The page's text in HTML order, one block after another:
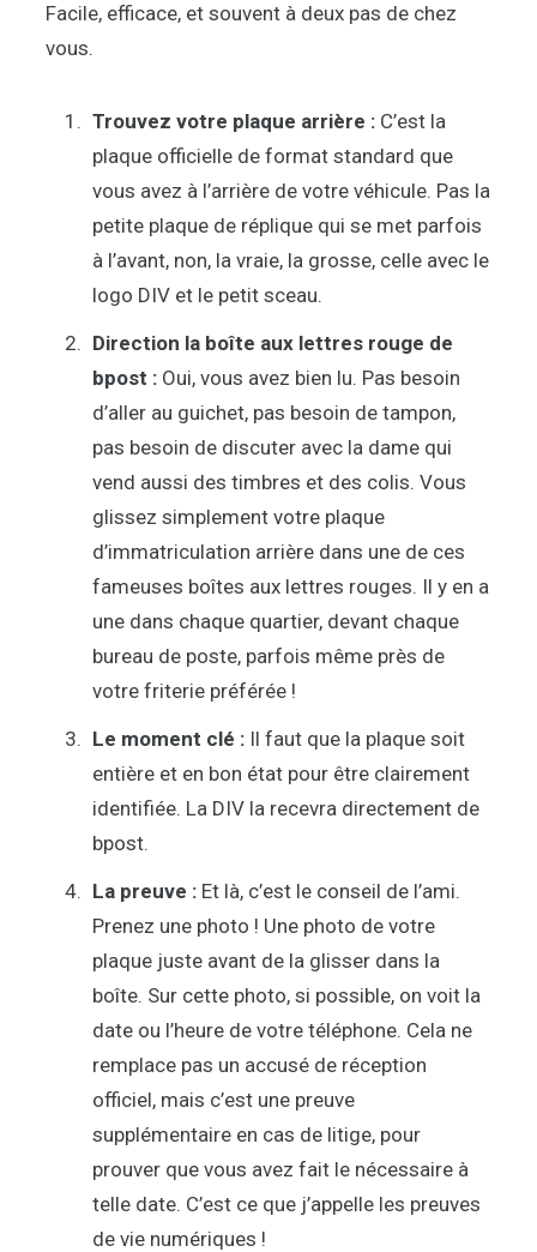
Facile, efficace, et souvent à deux pas de chez
vous.
Trouvez votre plaque arrière : C’est la
plaque officielle de format standard que
vous avez à l’arrière de votre véhicule. Pas la
petite plaque de réplique qui se met parfois
à l’avant, non, la vraie, la grosse, celle avec le
logo DIV et le petit sceau.
Direction la boîte aux lettres rouge de
bpost : Oui, vous avez bien lu. Pas besoin
d’aller au guichet, pas besoin de tampon,
pas besoin de discuter avec la dame qui
vend aussi des timbres et des colis. Vous
glissez simplement votre plaque
d’immatriculation arrière dans une de ces
fameuses boîtes aux lettres rouges. Il y en a
une dans chaque quartier, devant chaque
bureau de poste, parfois même près de
votre friterie préférée !
Le moment clé : Il faut que la plaque soit
entière et en bon état pour être clairement
identifiée. La DIV la recevra directement de
bpost.
La preuve : Et là, c’est le conseil de l’ami.
Prenez une photo ! Une photo de votre
plaque juste avant de la glisser dans la
boîte. Sur cette photo, si possible, on voit la
date ou l’heure de votre téléphone. Cela ne
remplace pas un accusé de réception
officiel, mais c’est une preuve
supplémentaire en cas de litige, pour
prouver que vous avez fait le nécessaire à
telle date. C’est ce que j’appelle les preuves
de vie numériques !